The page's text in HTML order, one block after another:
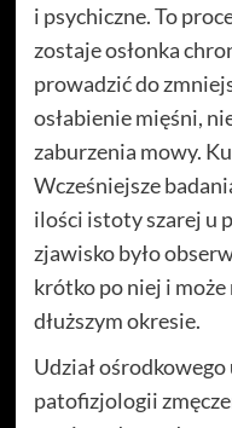
i psychiczne. To
zostaje osłonka
prowadzić do
osłabienie mięśni,
zaburzenia mowy.
Wcześniejsze
ilości istoty szarej u
zjawisko było
krótko po niej i
dłuższym okresie.
Udział
patofizjologii